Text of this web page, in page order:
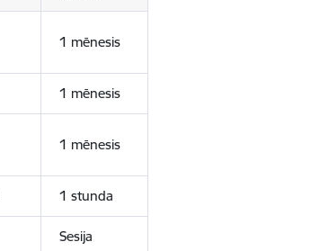
1 mēnesis
1 mēnesis
1 mēnesis
1 stunda
Sesija